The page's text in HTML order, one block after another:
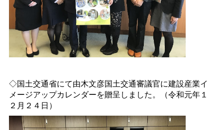
◇国土交通省にて由木文彦国土交通審議官に建設産業イ
メージアップカレンダーを贈呈しました。（令和元年１
２月２４日）